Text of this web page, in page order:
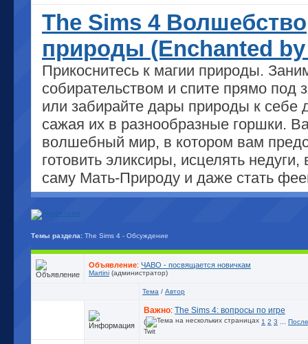
The Sims 4 Волшебство
природы (Enchanted
Прикоснитесь к магии природы.
собирательством и спите прямо под
или забирайте дары природы к себе
сажая их в разнообразные горшки.
волшебный мир, в котором вам
готовить эликсиры, исцелять недуги,
саму Мать-Природу и даже стать
Темы раздела: The Sims 4 - Обсуждение
Объявление: ЧАВО - посвящается новичкам
Martini (администратор)
Тема / Автор
Важно: The Sims 4: вопросы по игре
( 1 2 3
Twit